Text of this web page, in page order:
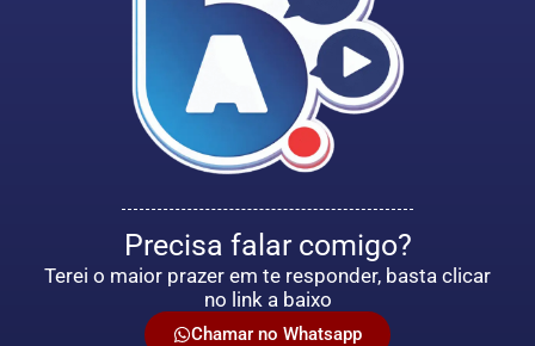
Precisa falar comigo?
Terei o maior prazer em te responder, basta clicar
no link a baixo
Chamar no Whatsapp